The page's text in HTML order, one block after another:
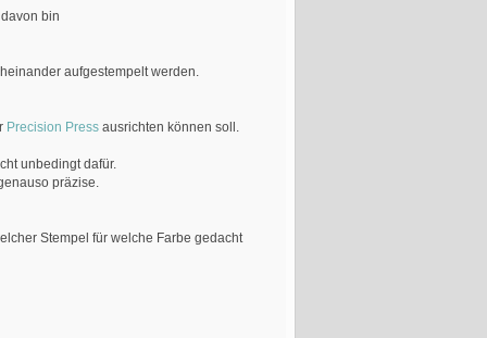
bin
aufgestempelt werden.
Precision Pressausrichten können soll.
unbedingt dafür.
präzise.
Stempel für welche Farbe gedacht